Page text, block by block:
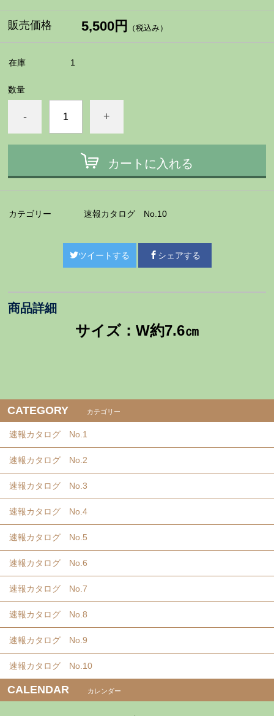
販売価格 5,500円 （税込み）
在庫 1
数量
- +
カートに入れる
カテゴリー 速報カタログ No.10
ツイートする シェアする
商品詳細
サイズ：W約7.6㎝
CATEGORY カテゴリー
速報カタログ No.1
速報カタログ No.2
速報カタログ No.3
速報カタログ No.4
速報カタログ No.5
速報カタログ No.6
速報カタログ No.7
速報カタログ No.8
速報カタログ No.9
速報カタログ No.10
CALENDAR カレンダー